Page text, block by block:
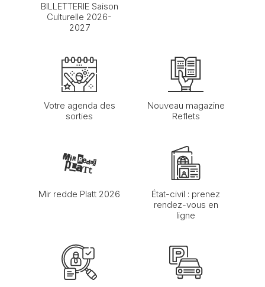
BILLETTERIE Saison
Culturelle 2026-
2027
Votre agenda des
sorties
Nouveau magazine
Reflets
Mir redde Platt 2026
État-civil : prenez
rendez-vous en
ligne